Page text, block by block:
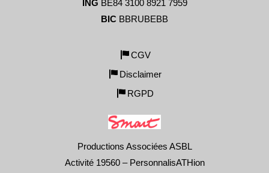
ING BE84 3100 8921 7959
BIC BBRUBEBB
CGV
Disclaimer
RGPD
Productions Associées ASBL
Activité 19560 – PersonnalisATHion